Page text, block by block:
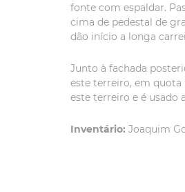
fonte com espaldar.
cima de pedestal de
dão início a longa
Junto à fachada
este terreiro, em quota
este terreiro e é usado
Inventário: Joaquim